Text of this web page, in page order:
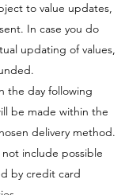
to value updates,
In case you do
updating of values,
the day following
be made within the
delivery method.
include possible
by credit card